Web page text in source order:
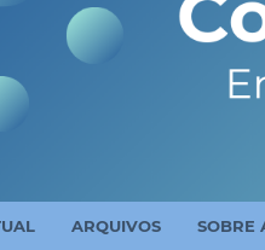
ARQUIVOS SOBRE